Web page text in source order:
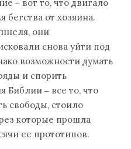
‒ вот то, что двигало
бегства от хозяина.
они
снова уйти под
возможности думать
и спорить
Библии ‒ все то, что
свободы, стоило
которые прошла
ее прототипов.